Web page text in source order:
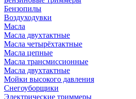
Бензопилы
Воздуходувки
Масла
Масла двухтактные
Масла четырёхтактные
Масла цепные
Масла трансмиссионные
Масла двухтактные
Мойки высокого давления
Снегоуборщики
Электрические триммеры